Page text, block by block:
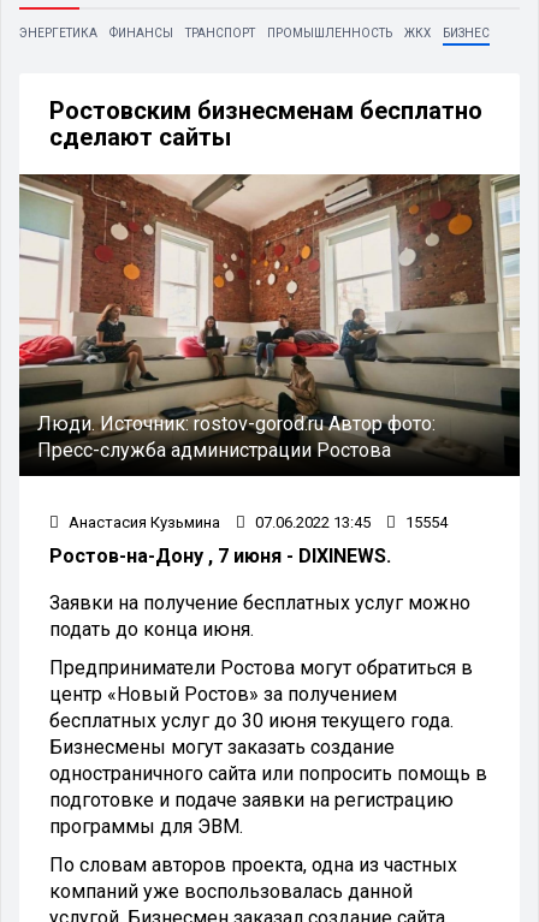
ЭНЕРГЕТИКА ФИНАНСЫ ТРАНСПОРТ ПРОМЫШЛЕННОСТЬ ЖКХ БИЗНЕС
Ростовским бизнесменам бесплатно
сделают сайты
Люди.Источник:rostov-gorod.ruАвтор фото:
Пресс-служба администрации Ростова
Анастасия Кузьмина 07.06.2022 13:45 15554
Ростов-на-Дону , 7 июня - DIXINEWS.
Заявки на получение бесплатных услуг можно
подать до конца июня.
Предприниматели Ростова могут обратиться в
центр «Новый Ростов» за получением
бесплатных услуг до 30 июня текущего года.
Бизнесмены могут заказать создание
одностраничного сайта или попросить помощь в
подготовке и подаче заявки на регистрацию
программы для ЭВМ.
По словам авторов проекта, одна из частных
компаний уже воспользовалась данной
услугой. Бизнесмен заказал создание сайта.